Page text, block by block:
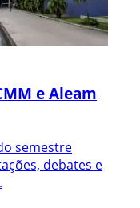
e Aleam
semestre
debates e